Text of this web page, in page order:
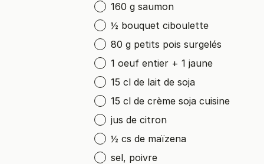
160 g saumon
½ bouquet ciboulette
80 g petits pois surgelés
1 oeuf entier + 1 jaune
15 cl de lait de soja
15 cl de crème soja cuisine
jus de citron
½ cs de maïzena
sel, poivre